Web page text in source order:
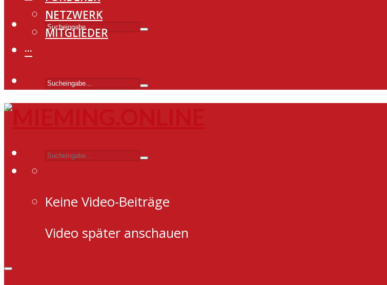
NETZWERK
MITGLIEDER
···
Keine Video-Beiträge
Video später anschauen